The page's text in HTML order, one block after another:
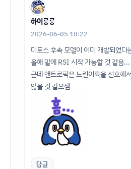
하이룽룽
2026-06-05 18:22
미토스 후속 모델이 이미 개발되었다
올해 말에 RSI 시작 가능할 것 같음...
근데 앤트로픽은 느린이륙을 선호해
않을 것 같으셈
답글